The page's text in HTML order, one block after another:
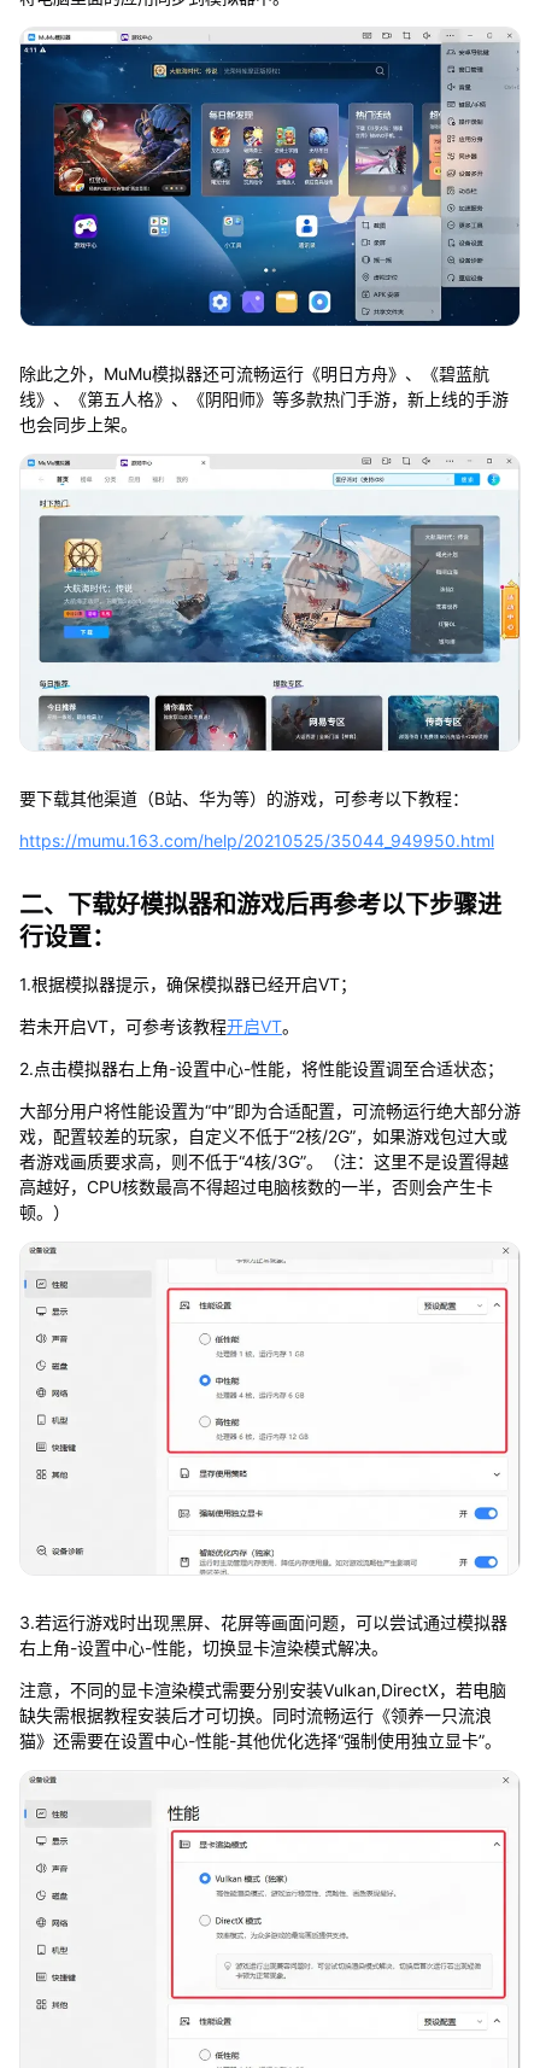
除此之外，MuMu模拟器还可流畅运行《明日方舟》、《碧蓝航
线》、《第五人格》、《阴阳师》等多款热门手游，新上线的手游
也会同步上架。
要下载其他渠道（B站、华为等）的游戏，可参考以下教程：
https://mumu.163.com/help/20210525/35044_949950.html
二、下载好模拟器和游戏后再参考以下步骤进
行设置：
1.根据模拟器提示，确保模拟器已经开启VT；
若未开启VT，可参考该教程开启VT。
2.点击模拟器右上角-设置中心-性能，将性能设置调至合适状态；
大部分用户将性能设置为“中”即为合适配置，可流畅运行绝大部分游
戏，配置较差的玩家，自定义不低于“2核/2G”，如果游戏包过大或
者游戏画质要求高，则不低于“4核/3G”。（注：这里不是设置得越
高越好，CPU核数最高不得超过电脑核数的一半，否则会产生卡
顿。）
3.若运行游戏时出现黑屏、花屏等画面问题，可以尝试通过模拟器
右上角-设置中心-性能，切换显卡渲染模式解决。
注意，不同的显卡渲染模式需要分别安装Vulkan,DirectX，若电脑
缺失需根据教程安装后才可切换。同时流畅运行《领养一只流浪
猫》还需要在设置中心-性能-其他优化选择“强制使用独立显卡”。